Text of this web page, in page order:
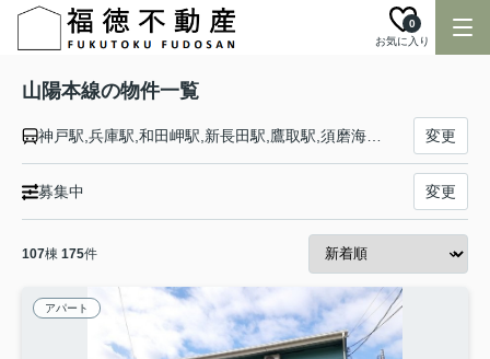
お気に入り
0
山陽本線の物件一覧
変更
募集中 変更
107棟 175件
アパート